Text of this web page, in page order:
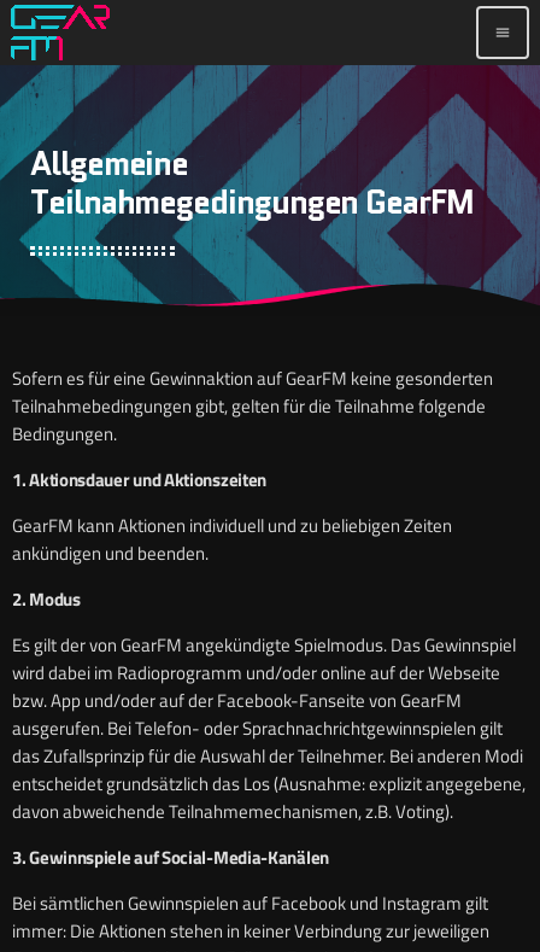
menu
Allgemeine
Teilnahmegedingungen GearFM
Sofern es für eine Gewinnaktion auf GearFM keine gesonderten
Teilnahmebedingungen gibt, gelten für die Teilnahme folgende
Bedingungen.
1. Aktionsdauer und Aktionszeiten
GearFM kann Aktionen individuell und zu beliebigen Zeiten
ankündigen und beenden.
2. Modus
Es gilt der von GearFM angekündigte Spielmodus. Das Gewinnspiel
wird dabei im Radioprogramm und/oder online auf der Webseite
bzw. App und/oder auf der Facebook-Fanseite von GearFM
ausgerufen. Bei Telefon- oder Sprachnachrichtgewinnspielen gilt
das Zufallsprinzip für die Auswahl der Teilnehmer. Bei anderen Modi
entscheidet grundsätzlich das Los (Ausnahme: explizit angegebene,
davon abweichende Teilnahmemechanismen, z.B. Voting).
3. Gewinnspiele auf Social-Media-Kanälen
Bei sämtlichen Gewinnspielen auf Facebook und Instagram gilt
immer: Die Aktionen stehen in keiner Verbindung zur jeweiligen